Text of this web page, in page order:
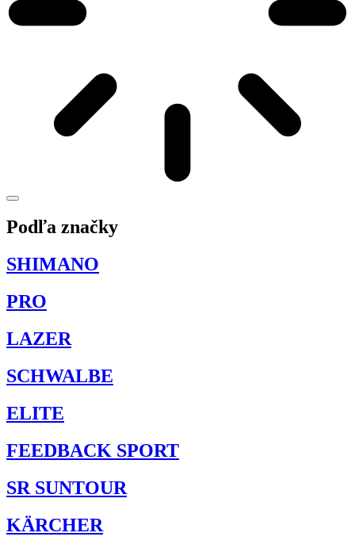
Podľa značky
SHIMANO
PRO
LAZER
SCHWALBE
ELITE
FEEDBACK SPORT
SR SUNTOUR
KÄRCHER